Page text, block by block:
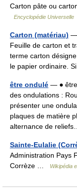
Carton pâte ou
Encyclopédie Universelle
Carton (matériau) —
Feuille de carton et
terme carton
le papier ordinaire.
être ondulé — ● être
des ondulations :
présenter une
plaques de matière
alternance de
Sainte-Eulalie
Administration Pays
Corrèze …
Wikipédia